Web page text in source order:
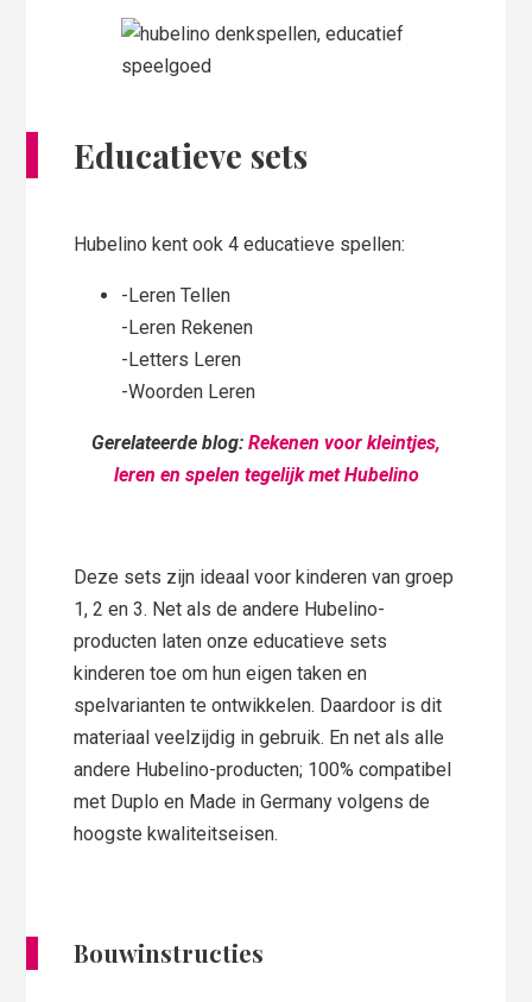
Educatieve sets
Hubelino kent ook 4 educatieve spellen:
-Leren Tellen
-Leren Rekenen
-Letters Leren
-Woorden Leren
Gerelateerde blog: Rekenen voor kleintjes,
leren en spelen tegelijk met Hubelino
Deze sets zijn ideaal voor kinderen van groep
1, 2 en 3. Net als de andere Hubelino-
producten laten onze educatieve sets
kinderen toe om hun eigen taken en
spelvarianten te ontwikkelen. Daardoor is dit
materiaal veelzijdig in gebruik. En net als alle
andere Hubelino-producten; 100% compatibel
met Duplo en Made in Germany volgens de
hoogste kwaliteitseisen.
Bouwinstructies